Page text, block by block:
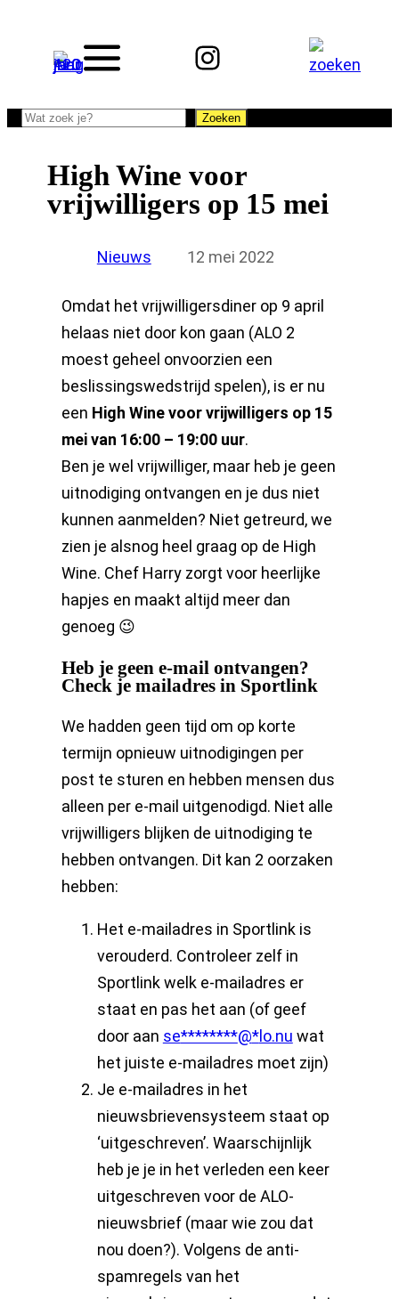
Instagram
Zoeken Zoeken
High Wine voor
vrijwilligers op 15 mei
Nieuws 12 mei 2022
Omdat het vrijwilligersdiner op 9 april
helaas niet door kon gaan (ALO 2
moest geheel onvoorzien een
beslissingswedstrijd spelen), is er nu
een High Wine voor vrijwilligers op 15
mei van 16:00 – 19:00 uur.
Ben je wel vrijwilliger, maar heb je geen
uitnodiging ontvangen en je dus niet
kunnen aanmelden? Niet getreurd, we
zien je alsnog heel graag op de High
Wine. Chef Harry zorgt voor heerlijke
hapjes en maakt altijd meer dan
genoeg 😉
Heb je geen e-mail ontvangen?
Check je mailadres in Sportlink
We hadden geen tijd om op korte
termijn opnieuw uitnodigingen per
post te sturen en hebben mensen dus
alleen per e-mail uitgenodigd. Niet alle
vrijwilligers blijken de uitnodiging te
hebben ontvangen. Dit kan 2 oorzaken
hebben:
Het e-mailadres in Sportlink is
verouderd. Controleer zelf in
Sportlink welk e-mailadres er
staat en pas het aan (of geef
door aan se********@*lo.nu wat
het juiste e-mailadres moet zijn)
Je e-mailadres in het
nieuwsbrievensysteem staat op
‘uitgeschreven’. Waarschijnlijk
heb je je in het verleden een keer
uitgeschreven voor de ALO-
nieuwsbrief (maar wie zou dat
nou doen?). Volgens de anti-
spamregels van het